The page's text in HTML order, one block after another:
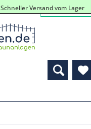
Schneller Versand vom Lager